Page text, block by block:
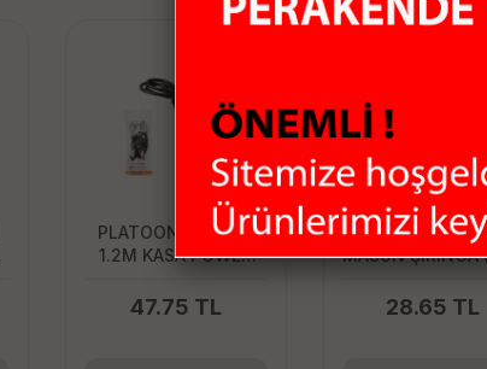
PLATOON PL-8503
1.2M KASA POWER
47.75 TL
PL-9180
MACUN ŞIRINGA
28.65 TL